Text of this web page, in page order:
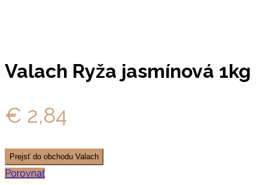
Valach Ryža jasmínová 1kg
€ 2,84
Prejsť do obchodu Valach
Porovnať